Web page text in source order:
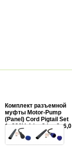
Комплект разъемной
муфты Motor-Pump
(Panel) Cord Pigtail Set
1x220V, 1 hp-3 hp, 3x6,0
mm2